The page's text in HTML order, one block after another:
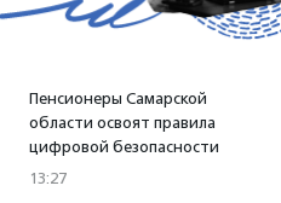
Пенсионеры Самарской
области освоят правила
цифровой безопасности
13:27